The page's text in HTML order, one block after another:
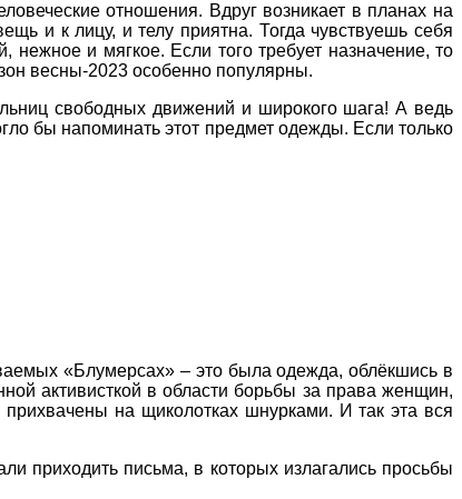
отношения. Вдруг возникает в планах на
и к лицу, и телу приятна. Тогда чувствуешь себя
нежное и мягкое. Если того требует назначение, то
весны-2023 особенно популярны.
свободных движений и широкого шага! А ведь
бы напоминать этот предмет одежды. Если только
«Блумерсах» – это была одежда, облёкшись в
активисткой в области борьбы за права женщин,
на щиколотках шнурками. И так эта вся
приходить письма, в которых излагались просьбы